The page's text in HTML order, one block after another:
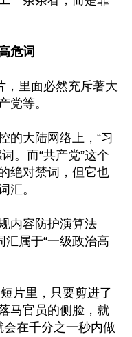
危词
，里面必然充斥著大
党等。
的大陆网络上，“习
。而“共产党”这个
绝对禁词，但它也
汇。
内容防护演算法
汇属于“一级政治高
片里，只要剪进了
马官员的侧脸，就
在千分之一秒内做